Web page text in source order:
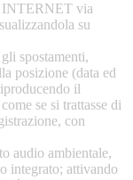
INTERNET via
su
spostamenti,
posizione (data ed
il
se si trattasse di
con
audio ambientale,
integrato; attivando